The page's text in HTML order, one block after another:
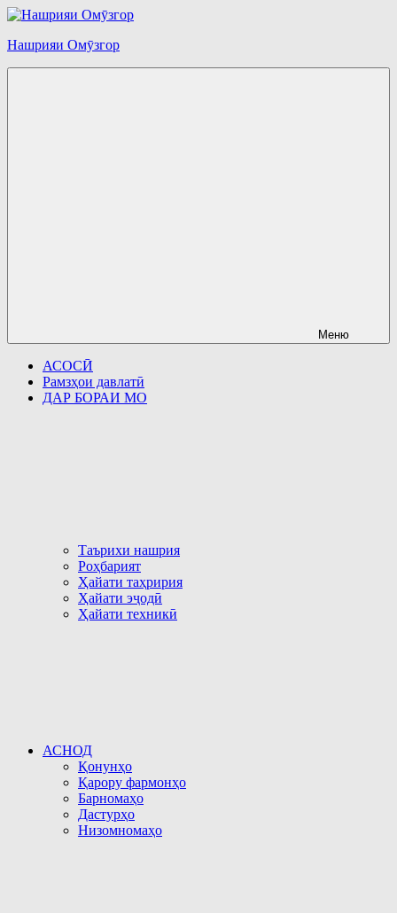
Перейти
содержимому
Нашрияи Омӯзгор
Меню
АСОСӢ
Рамзҳои давлатӣ
ДАР БОРАИ МО
Таърихи нашрия
Роҳбарият
Ҳайати таҳририя
Ҳайати эҷодӣ
Ҳайати техникӣ
АСНОД
Қонунҳо
Қарору фармонҳо
Барномаҳо
Дастурҳо
Низомномаҳо